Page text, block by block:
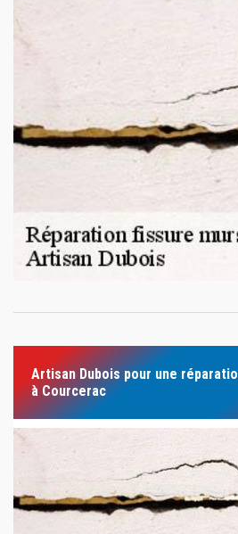
Artisan Dubois pour une
à Courcerac